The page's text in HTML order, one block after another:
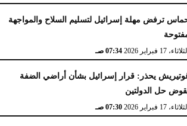
ترفض مهلة إسرائيل لتسليم السلاح والمواجهة
الثلاثاء، 17 فبراير 2026 07:34 صـ
يحذر: قرار إسرائيل بشأن أراضي الضفة
حل الدولتين
الثلاثاء، 17 فبراير 2026 07:30 صـ